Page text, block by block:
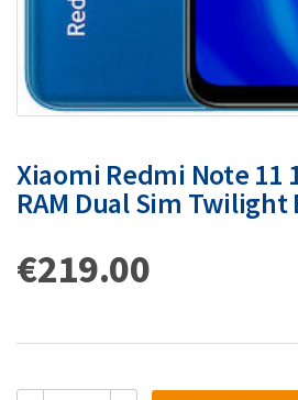
Xiaomi Redmi Note 11
RAM Dual Sim Twilight
€219.00